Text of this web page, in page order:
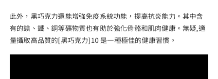
此外，黑巧克力還能增強免疫系統功能，提高抗炎能力。其中含
有的鎂、鐵、銅等礦物質也有助於強化骨骼和肌肉健康。無疑,適
量攝取高品質的[黑巧克力]10 是一種極佳的健康習慣。